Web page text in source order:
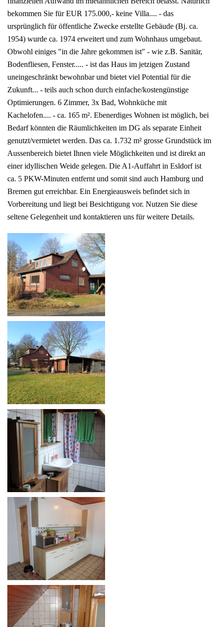
bekommen Sie für EUR 175.000,- keine Villa.... - das
ursprünglich für öffentliche Zwecke erstellte Gebäude (Bj. ca.
1954) wurde ca. 1974 erweitert und zum Wohnhaus umgebaut.
Obwohl einiges "in die Jahre gekommen ist" - wie z.B. Sanitär,
Bodenfliesen, Fenster..... - ist das Haus im jetzigen Zustand
uneingeschränkt bewohnbar und bietet viel Potential für die
Zukunft... - teils auch schon durch einfache/kostengünstige
Optimierungen. 6 Zimmer, 3x Bad, Wohnküche mit
Kachelofen.... - ca. 165 m². Ebenerdiges Wohnen ist möglich, bei
Bedarf könnten die Räumlichkeiten im DG als separate Einheit
genutzt/vermietet werden. Das ca. 1.732 m² grosse Grundstück im
Aussenbereich bietet Ihnen viele Möglichkeiten und ist direkt an
einer idyllischen Weide gelegen. Die A1-Auffahrt in Esldorf ist
ca. 5 PKW-Minuten entfernt und somit sind auch Hamburg und
Bremen gut erreichbar. Ein Energieausweis befindet sich in
Vorbereitung und liegt bei Besichtigung vor. Nutzen Sie diese
seltene Gelegenheit und kontaktieren uns für weitere Details.